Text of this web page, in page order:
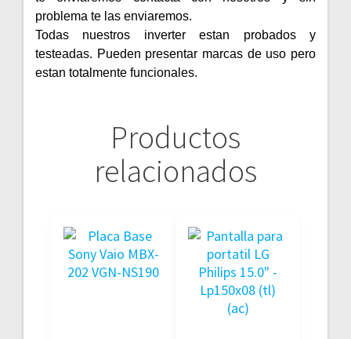
problema te las enviaremos.
Todas nuestros inverter estan probados y
testeadas. Pueden presentar marcas de uso pero
estan totalmente funcionales.
Productos
relacionados